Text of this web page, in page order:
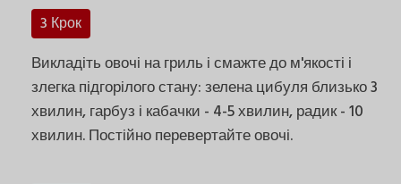
3 Крок
Викладіть овочі на гриль і смажте до м'якості і
злегка підгорілого стану: зелена цибуля близько 3
хвилин, гарбуз і кабачки - 4-5 хвилин, радик - 10
хвилин. Постійно перевертайте овочі.